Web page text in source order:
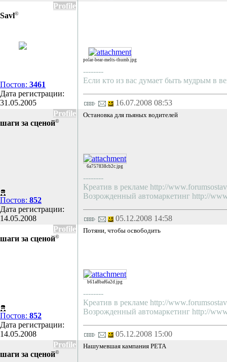
Profile
Savl©
Постов: 3461
Дата регистрации:
31.05.2005
polar-bear-melts-thumb.jpg
--------
Если кто из вас думает быть мудрым в
16.07.2008 08:53
Profile
шаги за сценой©
Постов: 852
Дата регистрации:
14.05.2008
Остановка для пьяных водителей
6a757838cb2c.jpg
--------
Креатив в рекламе http://
Возрожденный автомаркетинг http://
05.12.2008 14:58
Profile
шаги за сценой©
Постов: 852
Дата регистрации:
14.05.2008
Потяни, чтобы освободить
b61a8baf6a2d.jpg
--------
Креатив в рекламе http://
Возрожденный автомаркетинг http://
05.12.2008 15:00
Profile
шаги за сценой©
Нашумевшая кампания РЕТА